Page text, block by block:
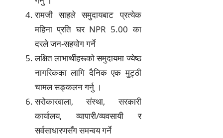
रामजी साहले समुदायबाट प्रत्येक
महिना प्रति घर NPR 5.00 का
दरले जन-सहयोग गर्ने
लक्षित लाभार्थीहरूको समुदायमा ज्येष्ठ
नागरिकका लागि दैनिक एक मुट्ठी
चामल सङ्कलन गर्नु ।
सरोकारवाला, संस्था, सरकारी
कार्यालय, व्यापारी/व्यवसायी र
सर्वसाधारणसँग समन्वय गर्ने